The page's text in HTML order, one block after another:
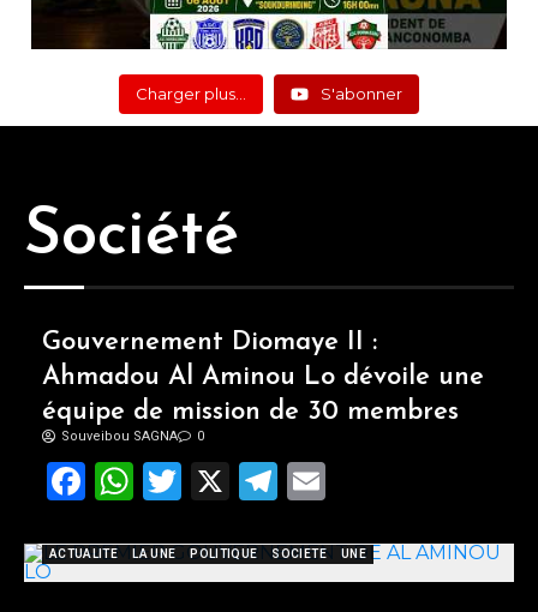
Charger plus… S'abonner
Société
ACTUALITE LA UNE POLITIQUE SOCIETE UNE
Gouvernement Diomaye II :
Ahmadou Al Aminou Lo dévoile une
équipe de mission de 30 membres
Souveibou SAGNA 0
Facebook
WhatsApp
Twitter
X Telegram